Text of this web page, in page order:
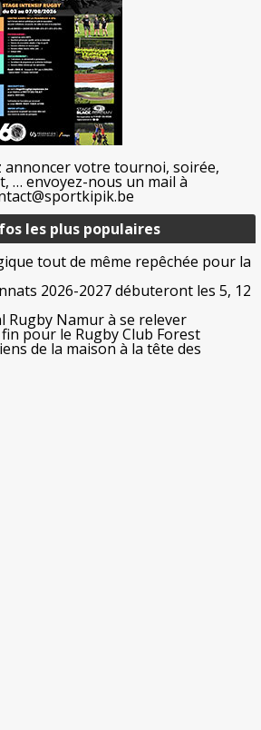
annoncer votre tournoi, soirée,
… envoyez-nous un mail à
les plus populaires
tout de même repêchée pour la
2026-2027 débuteront les 5, 12
Rugby Namur à se relever
pour le Rugby Club Forest
de la maison à la tête des